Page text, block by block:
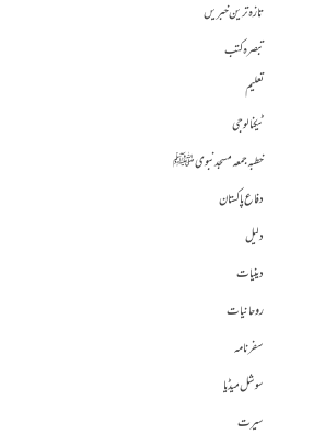
تازہ ترین خبریں
تبصرہ کتب
تعلیم
ٹیکنالوجی
خطبہ جمعہ مسجد نبوی ﷺ
دفاع پاکستان
دلیل
دینیات
روحانیات
سفرنامہ
سوشل میڈیا
سیرت